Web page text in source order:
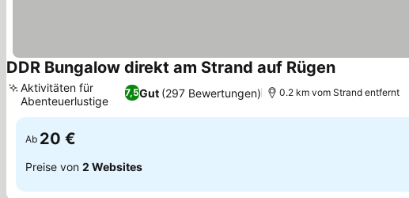
DDR Bungalow direkt am Strand auf RügenPreise sehen
7,5Gut (297 Bewertungen)
Aktivitäten für
Abenteuerlustige
0.2 km vom Strand entfernt
Ab 20 €
Preise von 2 Websites